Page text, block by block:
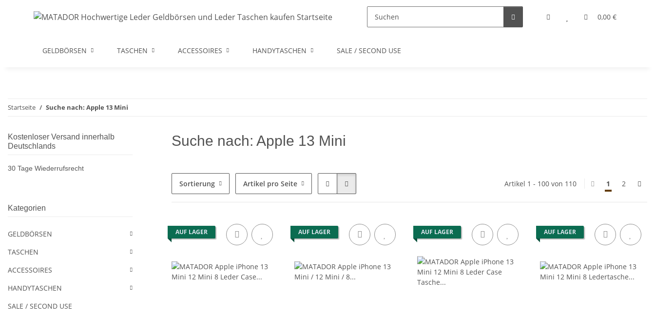
0,00 €
GELDBÖRSEN TASCHEN ACCESSOIRES HANDYTASCHEN SALE / SECOND USE
Startseite Suche nach: Apple 13 Mini
Suche nach: Apple 13 Mini
Sortierung Artikel pro Seite Artikel 1 - 100 von 110 1 2
AUF LAGER AUF LAGER AUF LAGER AUF LAGER
Kostenloser Versand innerhalb
Deutschlands
30 Tage Wiederrufsrecht
Kategorien
GELDBÖRSEN
TASCHEN
ACCESSOIRES
HANDYTASCHEN
SALE / SECOND USE